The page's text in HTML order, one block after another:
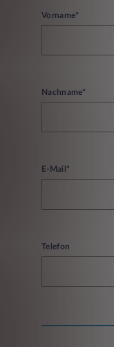
Vorname*
Nachname*
E-Mail*
Telefon